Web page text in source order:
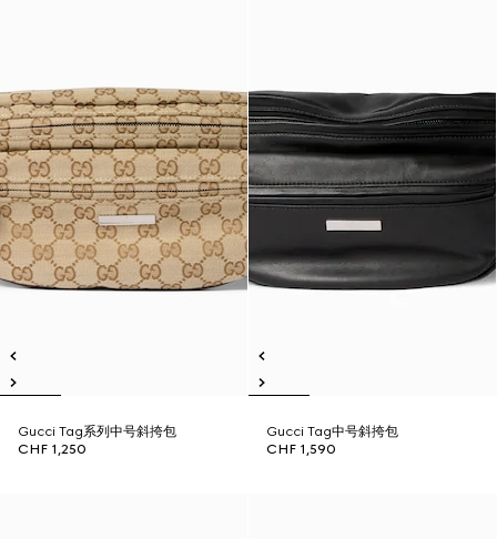
Gucci Tag系列中号斜挎包
CHF 1,250
Gucci Tag中号斜挎包
CHF 1,590